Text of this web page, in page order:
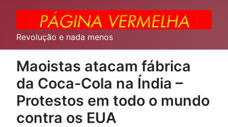
Revolução e nada menos
Maoistas atacam fábrica
da Coca-Cola na Índia –
Protestos em todo o mundo
contra os EUA